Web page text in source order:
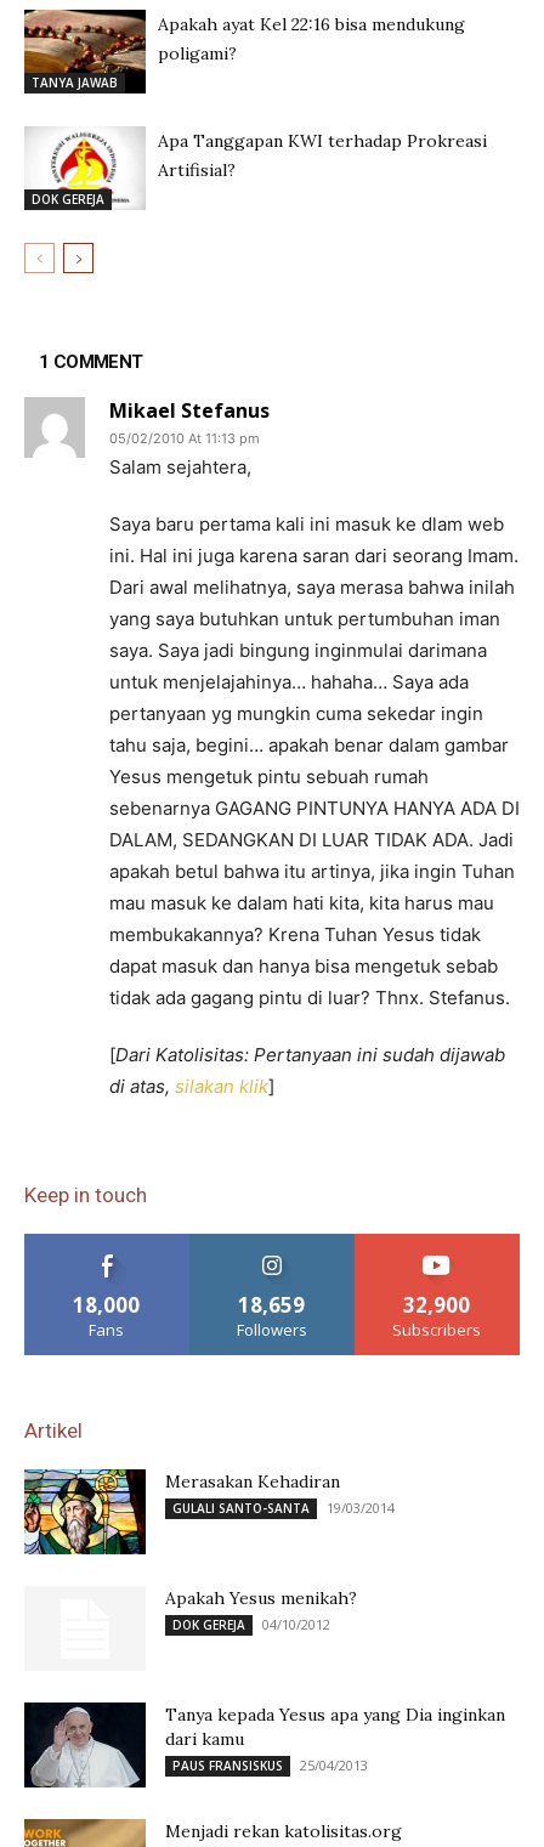
TANYA JAWAB
Apakah ayat Kel 22:16 bisa mendukung
poligami?
DOK GEREJA
Apa Tanggapan KWI terhadap Prokreasi
Artifisial?
1 COMMENT
Mikael Stefanus
05/02/2010 At 11:13 pm
Salam sejahtera,
Saya baru pertama kali ini masuk ke dlam web
ini. Hal ini juga karena saran dari seorang Imam.
Dari awal melihatnya, saya merasa bahwa inilah
yang saya butuhkan untuk pertumbuhan iman
saya. Saya jadi bingung inginmulai darimana
untuk menjelajahinya… hahaha… Saya ada
pertanyaan yg mungkin cuma sekedar ingin
tahu saja, begini… apakah benar dalam gambar
Yesus mengetuk pintu sebuah rumah
sebenarnya GAGANG PINTUNYA HANYA ADA DI
DALAM, SEDANGKAN DI LUAR TIDAK ADA. Jadi
apakah betul bahwa itu artinya, jika ingin Tuhan
mau masuk ke dalam hati kita, kita harus mau
membukakannya? Krena Tuhan Yesus tidak
dapat masuk dan hanya bisa mengetuk sebab
tidak ada gagang pintu di luar? Thnx. Stefanus.
[Dari Katolisitas: Pertanyaan ini sudah dijawab
di atas, silakan klik]
Keep in touch
18,000
Fans
18,659
Followers
32,900
Subscribers
Artikel
Merasakan Kehadiran
GULALI SANTO-SANTA 19/03/2014
Apakah Yesus menikah?
DOK GEREJA 04/10/2012
Tanya kepada Yesus apa yang Dia inginkan
dari kamu
PAUS FRANSISKUS 25/04/2013
Menjadi rekan katolisitas.org